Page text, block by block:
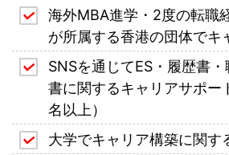
海外MBA進学・2度の転職
が所属する香港の団体でキ
SNSを通じてES・履歴書
書に関するキャリアサポー
名以上）
大学でキャリア構築に関す